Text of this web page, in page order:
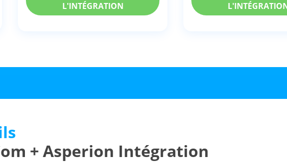
L'INTÉGRATION
+ Asperion Intégration